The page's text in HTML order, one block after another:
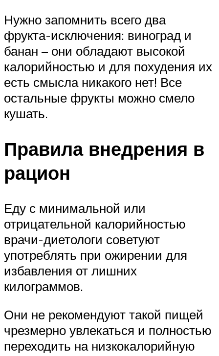
Нужно запомнить всего два
фрукта-исключения: виноград и
банан – они обладают высокой
калорийностью и для похудения их
есть смысла никакого нет! Все
остальные фрукты можно смело
кушать.
Правила внедрения в
рацион
Еду с минимальной или
отрицательной калорийностью
врачи-диетологи советуют
употреблять при ожирении для
избавления от лишних
килограммов.
Они не рекомендуют такой пищей
чрезмерно увлекаться и полностью
переходить на низкокалорийную